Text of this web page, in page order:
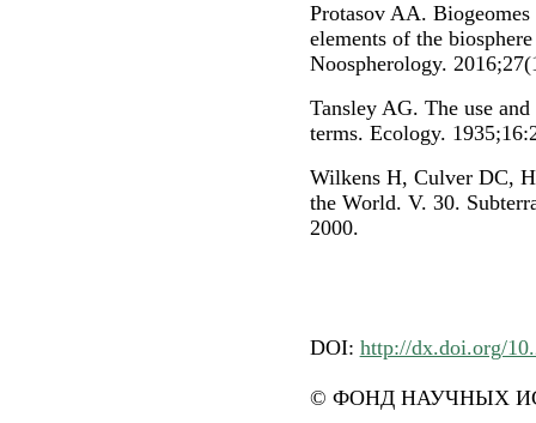
Protasov AA.
elements of the
Noospherology.
Tansley AG. The use
terms. Ecology.
Wilkens H, Culver DC,
the World. V. 30.
2000.
DOI: http://dx.doi.org/
© ФОНД НАУЧНЫХ